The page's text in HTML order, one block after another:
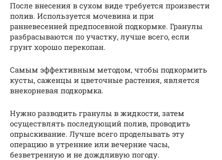
После внесения в сухом виде требуется произвести
полив. Используется мочевина и при
ранневесенней предпосевной подкормке. Гранулы
разбрасываются по участку, лучше всего, если
грунт хорошо перекопан.
Самым эффективным методом, чтобы подкормить
кусты, саженцы и цветочные растения, является
внекорневая подкормка.
Нужно разводить гранулы в жидкости, затем
осуществлять последующий полив, проводить
опрыскивание. Лучше всего проделывать эту
операцию в утренние или вечерние часы,
безветренную и не дождливую погоду.